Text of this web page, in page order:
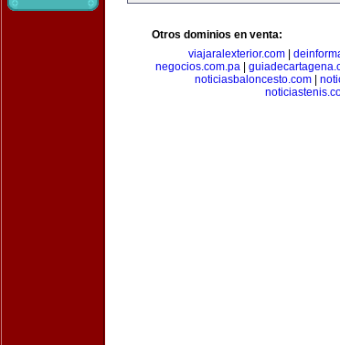
Otros dominios en venta:
viajaralexterior.com|
negocios.com.pa|
noticiasbaloncesto.com